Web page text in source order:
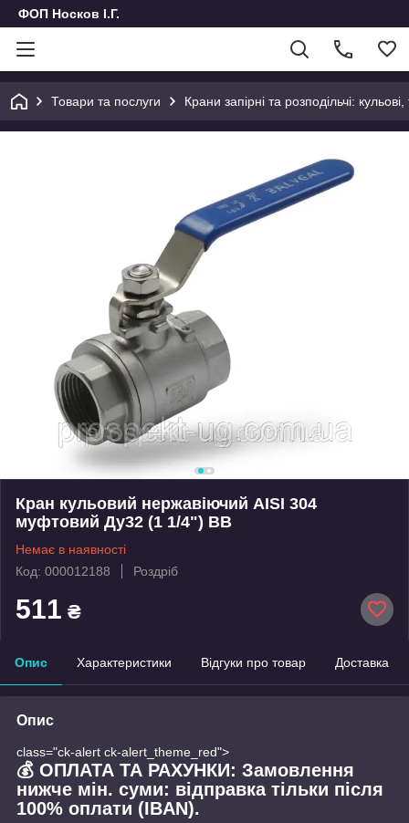
ФОП Носков І.Г.
Товари та послуги Крани запірні та розподільчі:
Кран кульовий нержавіючий AISI 304
муфтовий Ду32 (1 1/4") ВВ
Немає в наявності
Код: 000012188
Роздріб
511 ₴
Опис Характеристики Відгуки про товар Доставка
Опис
class="ck-alert ck-alert_theme_red">
💰 ОПЛАТА ТА РАХУНКИ: Замовлення
нижче мін. суми: відправка тільки після
100% оплати (IBAN).